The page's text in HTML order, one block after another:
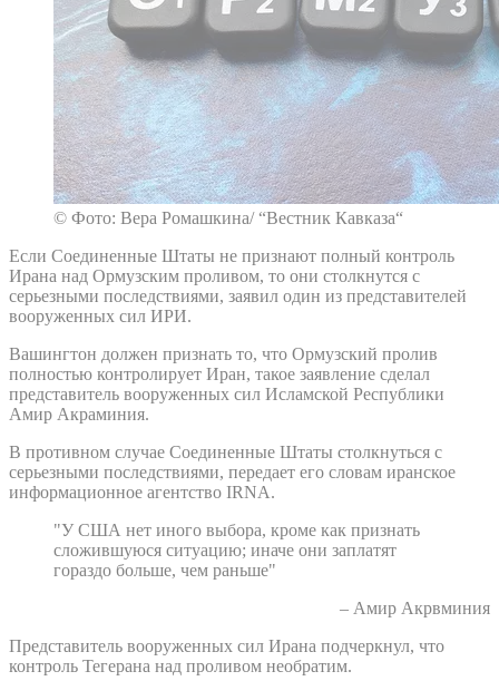
© Фото: Вера Ромашкина/ “Вестник Кавказа“
Если Соединенные Штаты не признают полный контроль
Ирана над Ормузским проливом, то они столкнутся с
серьезными последствиями, заявил один из представителей
вооруженных сил ИРИ.
Вашингтон должен признать то, что Ормузский пролив
полностью контролирует Иран, такое заявление сделал
представитель вооруженных сил Исламской Республики
Амир Акраминия.
В противном случае Соединенные Штаты столкнуться с
серьезными последствиями, передает его словам иранское
информационное агентство IRNA.
"У США нет иного выбора, кроме как признать
сложившуюся ситуацию; иначе они заплатят
гораздо больше, чем раньше"
– Амир Акрвминия
Представитель вооруженных сил Ирана подчеркнул, что
контроль Тегерана над проливом необратим.